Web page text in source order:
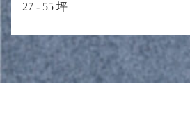
27 - 55 坪